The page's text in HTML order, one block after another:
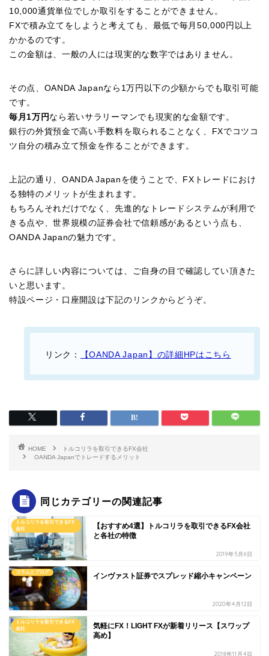
10,000通貨単位でしか取引をすることができません。
FXで積み立てをしようと考えても、最低で毎月50,000円以上
かかるのです。
この金額は、一般の人には現実的な数字ではありません。
その点、OANDA Japanなら1万円以下の少額からでも取引可能
です。
毎月1万円 なら若いサラリーマンでも現実的な金額です。
銀行の外貨預金で高い手数料を取られることなく、FXでコツコ
ツ自分の積み立て預金を作ることができます。
上記の通り、OANDA Japanを使うことで、FXトレードにおけ
る独特のメリットが生まれます。
もちろんそれだけでなく、先進的なトレードシステムが利用で
きる点や、世界規模の証券会社で信頼感があるという点も、
OANDA Japanの魅力です。
さらに詳しい内容については、ご自身の目で確認してい頂きた
いと思います。
特設ページ・口座開設は下記のリンクからどうぞ。
リンク： 【OANDA Japan】の詳細HPはこちら
HOME
トルコリラを取引できるFX会社
OANDA Japanでトレードするメリット
同じカテゴリーの関連記事
トルコリラを取引できるFX
会社
【おすすめ4選】トルコリラを取引できるFX会社
と各社の特徴
2019年5月6日
コラムとブログ インヴァスト証券でスプレッド縮小キャンペーン
2020年4月12日
トルコリラを取引できるFX
会社
気軽にFX！LIGHT FXが新着リリース【スワップ
高め】
2018年11月4日